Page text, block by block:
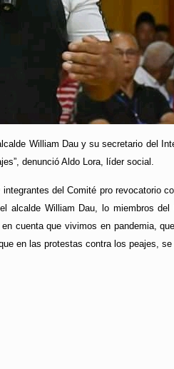
William Dau y su secretario del
denunció Aldo Lora, líder social.
del Comité pro revocatorio
alcalde William Dau, lo miembros
cuenta que vivimos en pandemia,
en las protestas contra los peajes,